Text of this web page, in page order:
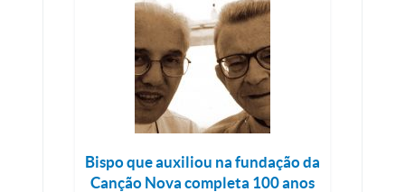
Bispo que auxiliou na fundação da
Canção Nova completa 100 anos